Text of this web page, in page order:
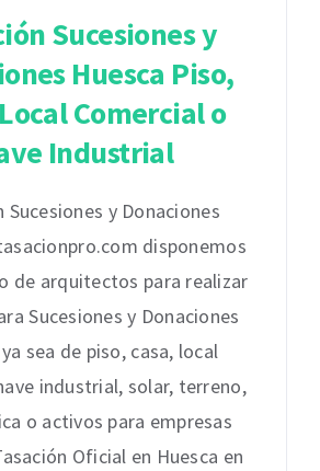
Sucesiones y
Huesca Piso,
Comercial o
Industrial
Sucesiones y Donaciones
disponemos
de arquitectos para realizar
Sucesiones y Donaciones
sea de piso, casa, local
industrial, solar, terreno,
o activos para empresas
Oficial en Huesca en